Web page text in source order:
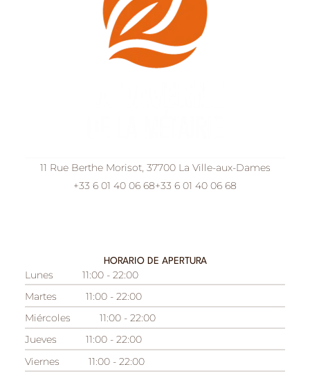
11 Rue Berthe Morisot, 37700 La Ville-aux-Dames
+33 6 01 40 06 68+33 6 01 40 06 68
HORARIO DE APERTURA
Lunes
11:00 - 22:00
Martes
11:00 - 22:00
Miércoles
11:00 - 22:00
Jueves
11:00 - 22:00
Viernes
11:00 - 22:00